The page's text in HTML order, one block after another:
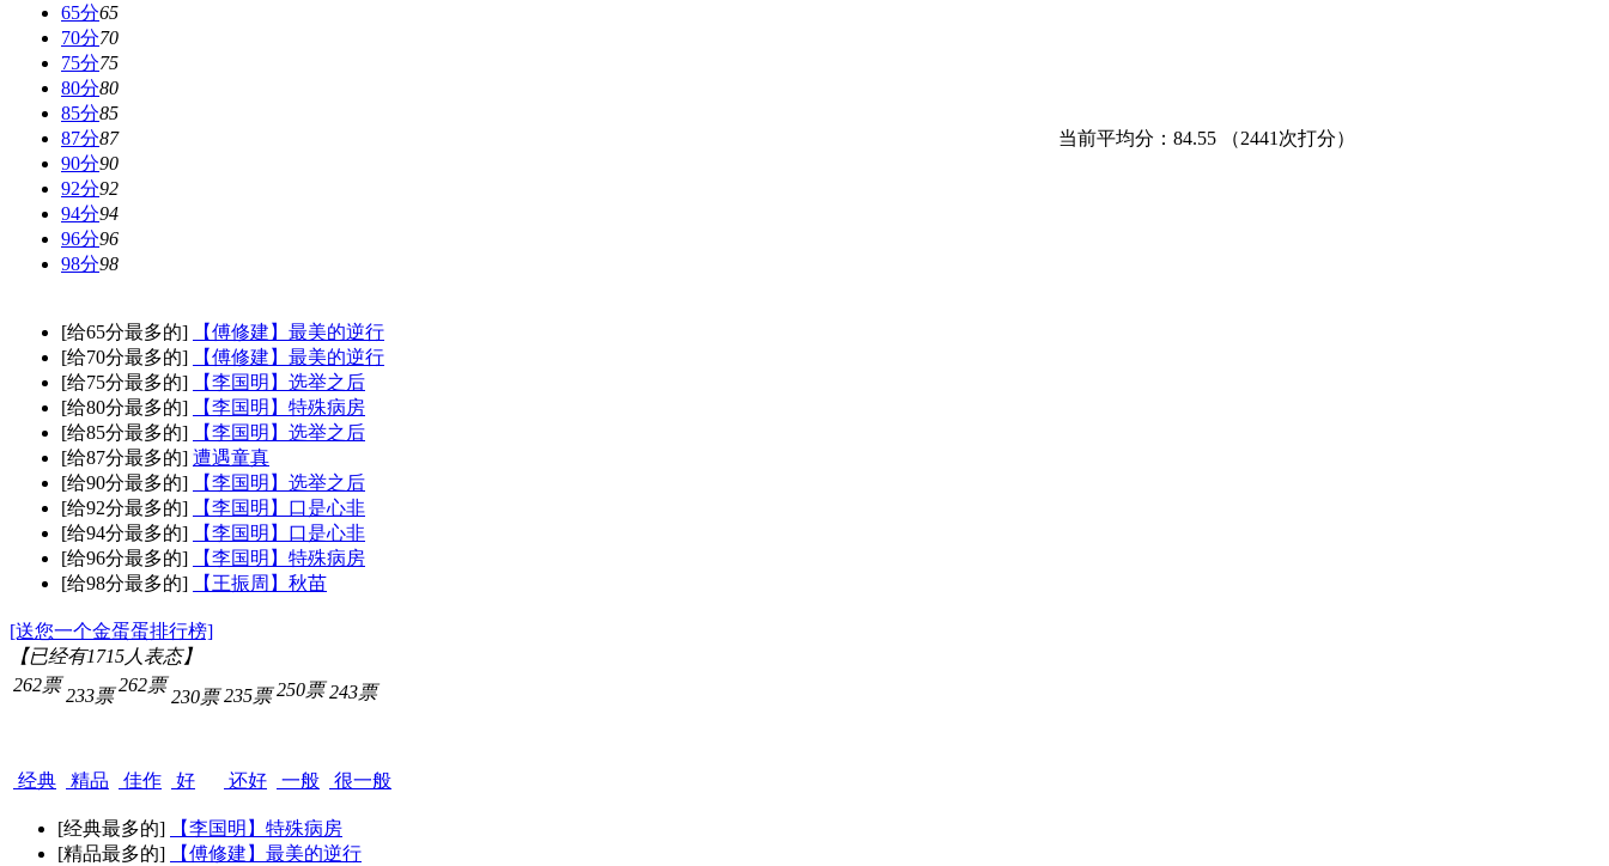
65分65
70分70
75分75
80分80
85分85
87分87
90分90
92分92
94分94
96分96
98分98
当前平均分： 84.55 （2441次打分）
[给65分最多的]
【傅修建】最美的逆行
[给70分最多的]
【傅修建】最美的逆行
[给75分最多的]
【李国明】选举之后
[给80分最多的]
【李国明】特殊病房
[给85分最多的]
【李国明】选举之后
[给87分最多的] 遭遇童真
[给90分最多的]
【李国明】选举之后
[给92分最多的]
【李国明】口是心非
[给94分最多的]
【李国明】口是心非
[给96分最多的]
【李国明】特殊病房
[给98分最多的]
【王振周】秋苗
[送您一个金蛋蛋排行榜]
【已经有1715人表态】
262票
经典
233票
精品
262票
佳作
230票
好
235票
还好
250票
一般
243票
很一般
[经典最多的]
【李国明】特殊病房
[精品最多的]
【傅修建】最美的逆行